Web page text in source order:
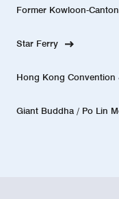
Former Kowloon-
Star Ferry
Hong Kong Convention
Giant Buddha / Po Lin